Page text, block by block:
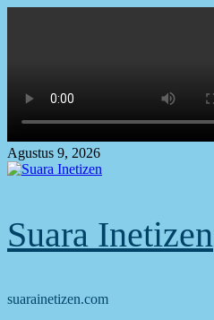
Agustus 9, 2026
Suara Inetizen
suarainetizen.com